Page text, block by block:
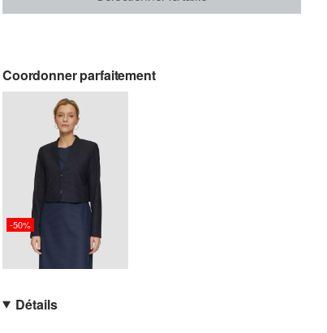
Coordonner parfaitement
-50%
Détails